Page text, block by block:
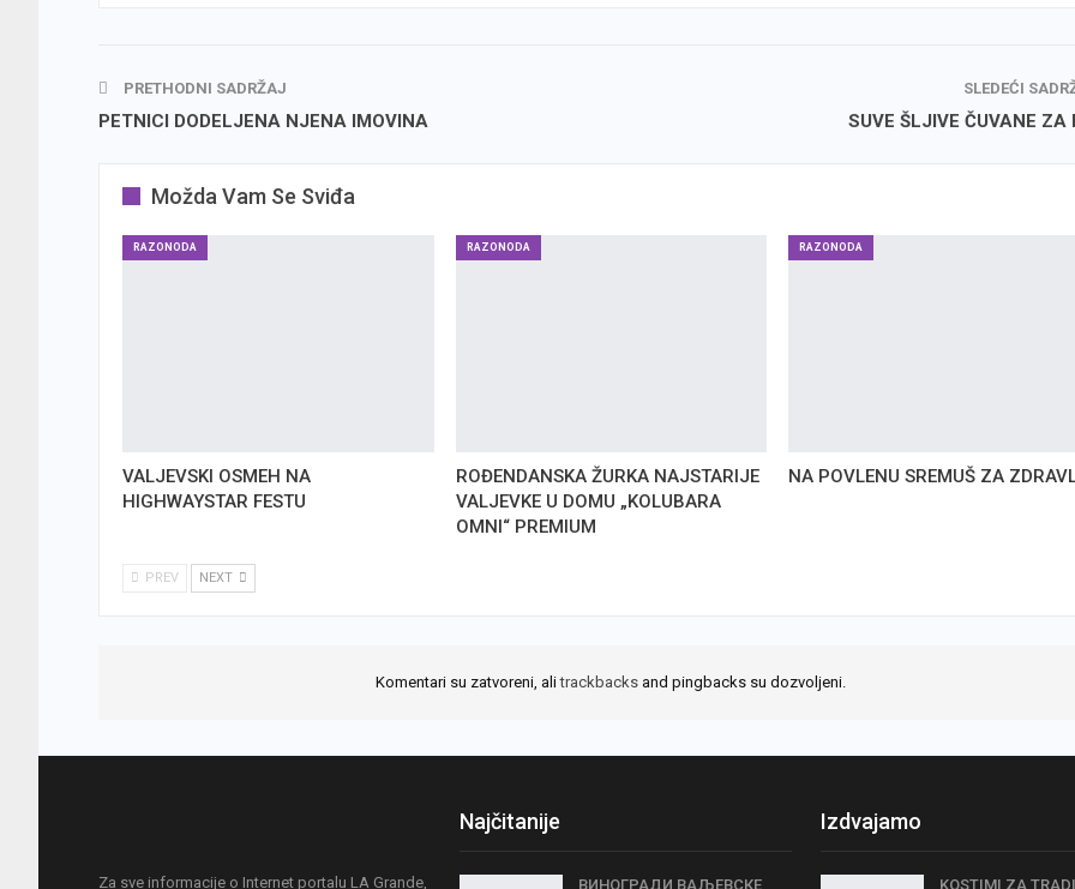
PRETHODNI SADRŽAJ
PETNICI DODELJENA NJENA IMOVINA
SLEDEĆI
SUVE ŠLJIVE ČUVANE ZA
Možda Vam Se Sviđa
RAZONODA
VALJEVSKI OSMEH NA
HIGHWAYSTAR FESTU
RAZONODA
ROĐENDANSKA ŽURKA NAJSTARIJE
VALJEVKE U DOMU „KOLUBARA
OMNI“ PREMIUM
RAZONODA
NA POVLENU SREMUŠ ZA
PREV NEXT
Komentari su zatvoreni, alitrackbacks and pingbacks su dozvoljeni.
Za sve informacije o Internet portalu LA Grande,
Najčitanije
ВИНОГРАДИ ВАЉЕВСКЕ
Izdvajamo
KOSTIMI ZA